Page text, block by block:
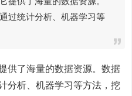
过统计分析、机器学习等
供了海量的数据资源。数据
分析、机器学习等方法，挖